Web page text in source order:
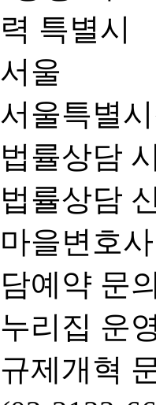
서울특별
법률상담
법률상담
마을변호
담예약 문
누리집 운
규제개혁